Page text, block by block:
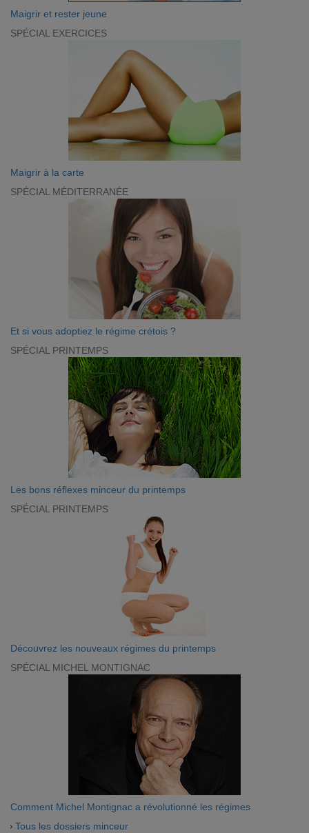
Maigrir et rester jeune
SPÉCIAL EXERCICES
Maigrir à la carte
SPÉCIAL MÉDITERRANÉE
Et si vous adoptiez le régime crétois ?
SPÉCIAL PRINTEMPS
Les bons réflexes minceur du printemps
SPÉCIAL PRINTEMPS
Découvrez les nouveaux régimes du printemps
SPÉCIAL MICHEL MONTIGNAC
Comment Michel Montignac a révolutionné les régimes
Tous les dossiers minceur